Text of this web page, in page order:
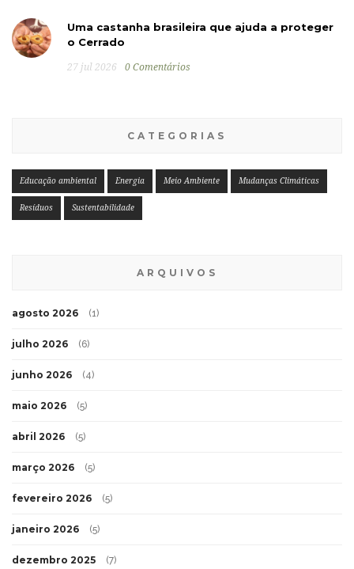
Uma castanha brasileira que ajuda a proteger
o Cerrado
27 jul 2026 0 Comentários
CATEGORIAS
Educação ambiental Energia Meio Ambiente Mudanças Climáticas
Resíduos Sustentabilidade
ARQUIVOS
agosto 2026 (1)
julho 2026 (6)
junho 2026 (4)
maio 2026 (5)
abril 2026 (5)
março 2026 (5)
fevereiro 2026 (5)
janeiro 2026 (5)
dezembro 2025 (7)